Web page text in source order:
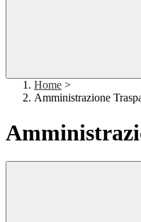
Home >
Amministrazione